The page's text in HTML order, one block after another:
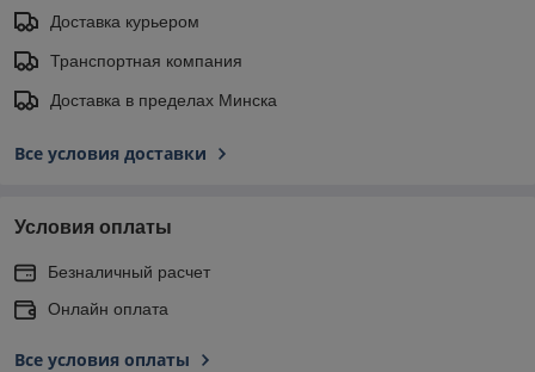
Доставка курьером
Транспортная компания
Доставка в пределах Минска
Все условия доставки
Условия оплаты
Безналичный расчет
Онлайн оплата
Все условия оплаты